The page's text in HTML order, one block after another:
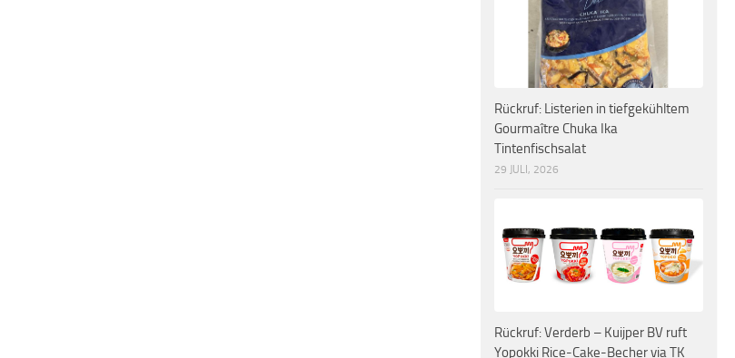
Rückruf: Listerien in tiefgekühltem
Gourmaître Chuka Ika
Tintenfischsalat
29 JULI, 2026
Rückruf: Verderb – Kuijper BV ruft
Yopokki Rice-Cake-Becher via TK